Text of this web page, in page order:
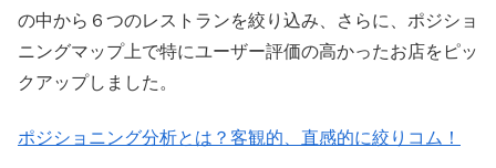
の中から６つのレストランを絞り込み、さらに、ポジショ
ニングマップ上で特にユーザー評価の高かったお店をピッ
クアップしました。
ポジショニング分析とは？客観的、直感的に絞りコム！